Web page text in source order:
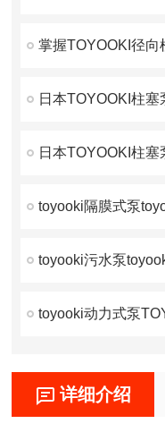
日本TOYOOKI柱塞
日本TOYOOKI柱塞
toyooki隔膜式泵
toyooki污水泵
toyooki动力式泵
详细介绍